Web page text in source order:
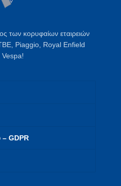
των κορυφαίων εταιρειών
Piaggio, Royal Enfield
Vespa!
– GDPR